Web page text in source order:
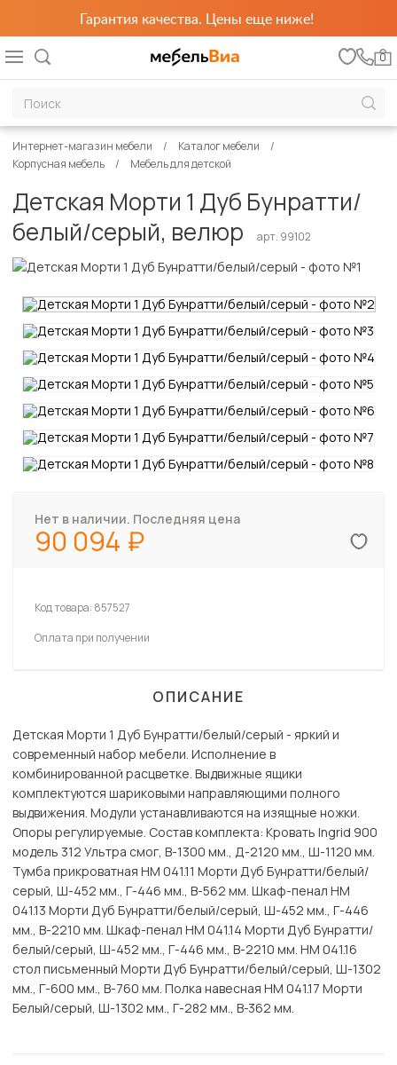
Гарантия качества. Цены еще ниже!
0
Интернет-магазин мебели
Каталог мебели
Корпусная мебель
Мебель для детской
Детская Морти 1 Дуб Бунратти/
белый/серый, велюр
арт. 99102
Нет в наличии. Последняя цена
90 094
Код товара: 857527
Оплата при получении
ОПИСАНИЕ
Детская Морти 1 Дуб Бунратти/белый/серый - яркий и
современный набор мебели. Исполнение в
комбинированной расцветке. Выдвижные ящики
комплектуются шариковыми направляющими полного
выдвижения. Модули устанавливаются на изящные ножки.
Опоры регулируемые. Состав комплекта: Кровать Ingrid 900
модель 312 Ультра смог, В-1300 мм., Д-2120 мм., Ш-1120 мм.
Тумба прикроватная НМ 041.11 Морти Дуб Бунратти/белый/
серый, Ш-452 мм., Г-446 мм., В-562 мм. Шкаф-пенал НМ
041.13 Морти Дуб Бунратти/белый/серый, Ш-452 мм., Г-446
мм., В-2210 мм. Шкаф-пенал НМ 041.14 Морти Дуб Бунратти/
белый/серый, Ш-452 мм., Г-446 мм., В-2210 мм. НМ 041.16
стол письменный Морти Дуб Бунратти/белый/серый, Ш-1302
мм., Г-600 мм., В-760 мм. Полка навесная НМ 041.17 Морти
Белый/серый, Ш-1302 мм., Г-282 мм., В-362 мм.